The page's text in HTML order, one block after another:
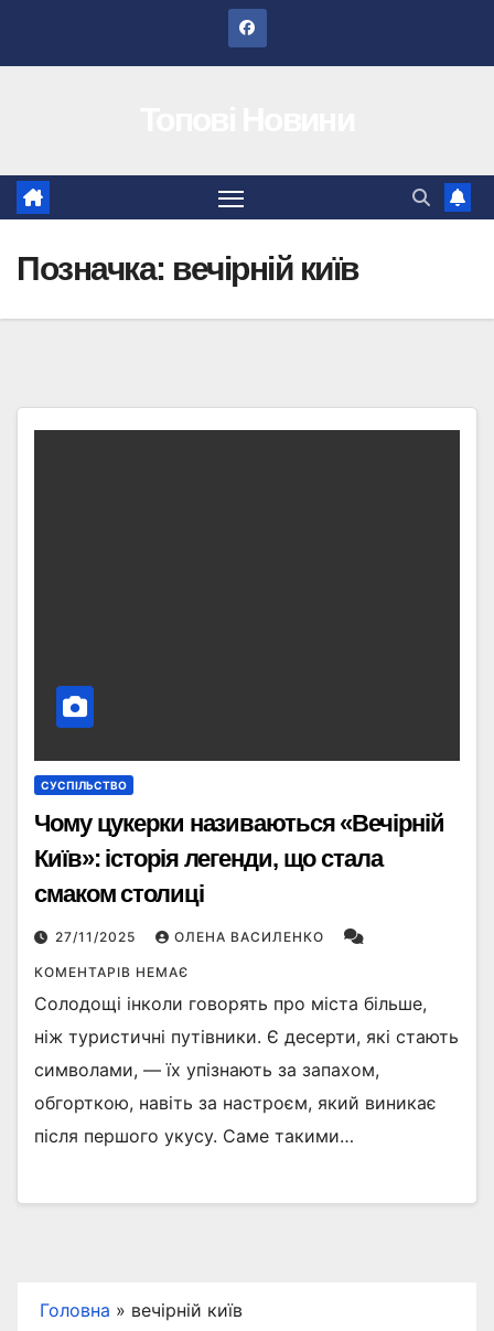
Позначка: вечірній київ
СУСПІЛЬСТВО
Чому цукерки називаються «Вечірній
Київ»: історія легенди, що стала
смаком столиці
27/11/2025 ОЛЕНА ВАСИЛЕНКО
КОМЕНТАРІВ НЕМАЄ
Солодощі інколи говорять про міста більше,
ніж туристичні путівники. Є десерти, які стають
символами, — їх упізнають за запахом,
обгорткою, навіть за настроєм, який виникає
після першого укусу. Саме такими…
Головна » вечірній київ